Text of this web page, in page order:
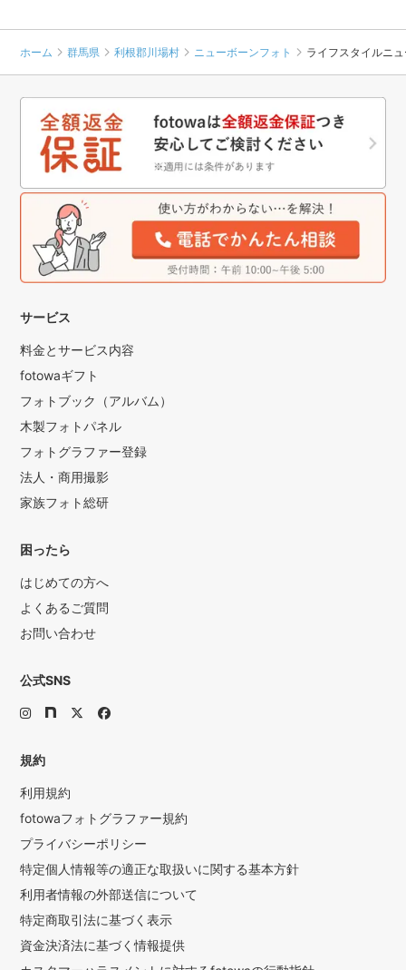
ホーム 群馬県 利根郡川場村 ニューボーンフォト ライフスタイルニ
サービス
料金とサービス内容
fotowaギフト
フォトブック（アルバム）
木製フォトパネル
フォトグラファー登録
法人・商用撮影
家族フォト総研
困ったら
はじめての方へ
よくあるご質問
お問い合わせ
公式SNS
規約
利用規約
fotowaフォトグラファー規約
プライバシーポリシー
特定個人情報等の適正な取扱いに関する基本方針
利用者情報の外部送信について
特定商取引法に基づく表示
資金決済法に基づく情報提供